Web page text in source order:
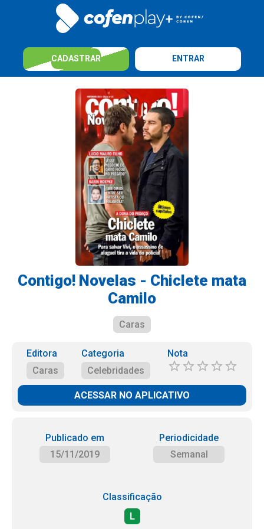
CADASTRAR ENTRAR
Contigo! Novelas - Chiclete mata
Camilo
Caras
Editora
Caras
Categoria
Celebridades
Nota
ACESSAR NO APLICATIVO
Publicado em
15/11/2019
Periodicidade
Semanal
Classificação
L